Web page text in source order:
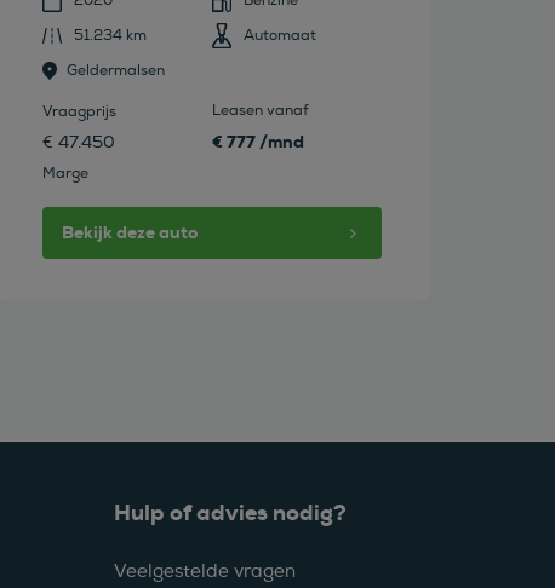
51.234 km
Automaat
Geldermalsen
Vraagprijs
€ 47.450
Marge
Leasen vanaf
€ 777 /mnd
Bekijk deze auto
Hulp of advies nodig?
Veelgestelde vragen